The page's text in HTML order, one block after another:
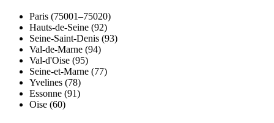
Paris (75001–75020)
Hauts-de-Seine (92)
Seine-Saint-Denis (93)
Val-de-Marne (94)
Val-d'Oise (95)
Seine-et-Marne (77)
Yvelines (78)
Essonne (91)
Oise (60)